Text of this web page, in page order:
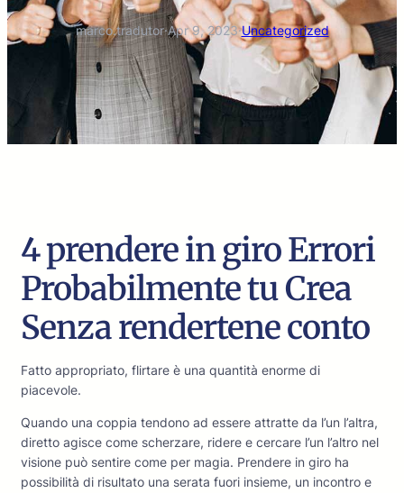
marco.tradutor·Apr 9, 2023·Uncategorized
4 prendere in giro Errori
Probabilmente tu Crea
Senza rendertene conto
Fatto appropriato, flirtare è una quantità enorme di
piacevole.
Quando una coppia tendono ad essere attratte da l’un l’altra,
diretto agisce come scherzare, ridere e cercare l’un l’altro nel
visione può sentire come per magia. Prendere in giro ha
possibilità di risultato una serata fuori insieme, un incontro e